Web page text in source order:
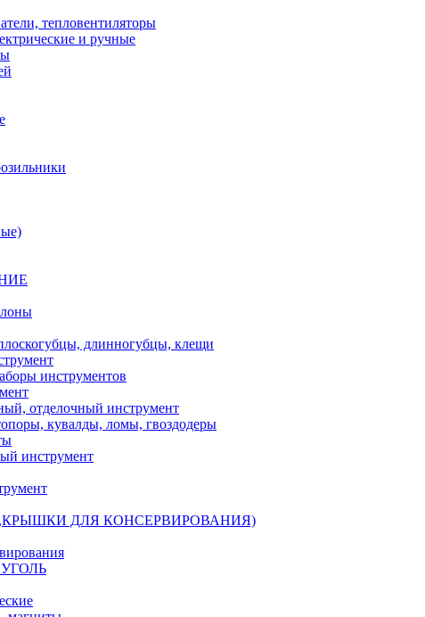
тепловентиляторы
и ручные
длинногубцы, клещи
инструментов
отделочный инструмент
кувалды, ломы, гвоздодеры
инструмент
ДЛЯ КОНСЕРВИРОВАНИЯ)